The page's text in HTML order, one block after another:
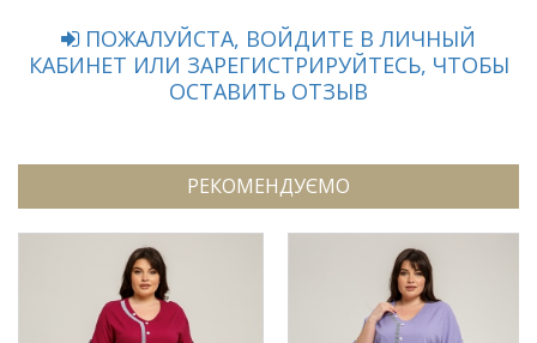
ПОЖАЛУЙСТА, ВОЙДИТЕ В ЛИЧНЫЙ
КАБИНЕТ ИЛИ ЗАРЕГИСТРИРУЙТЕСЬ, ЧТОБЫ
ОСТАВИТЬ ОТЗЫВ
РЕКОМЕНДУЄМО